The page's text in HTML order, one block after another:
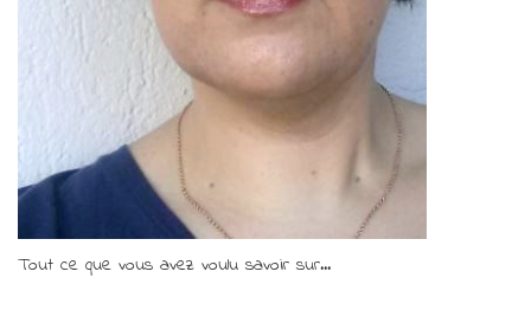
Tout ce que vous avez voulu savoir sur...